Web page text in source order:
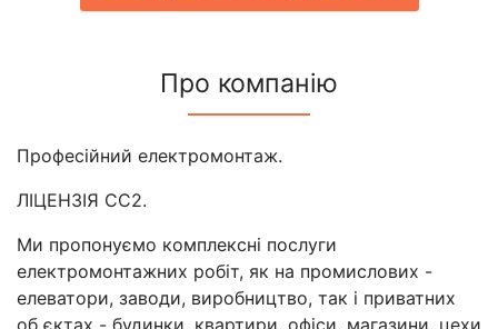
Про компанію
Професійний електромонтаж.
ЛІЦЕНЗІЯ СС2.
Ми пропонуємо комплексні послуги
електромонтажних робіт, як на промислових -
елеватори, заводи, виробництво, так і приватних